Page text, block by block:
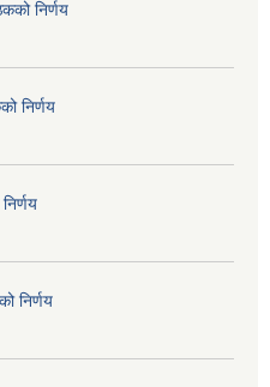
निर्णय
निर्णय
निर्णय